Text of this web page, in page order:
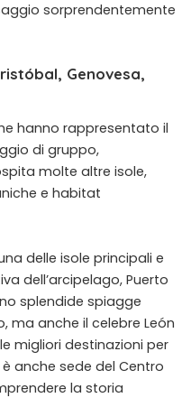
sorprendentemente
Genovesa,
hanno rappresentato il
di gruppo,
molte altre isole,
e habitat
delle isole principali e
dell’arcipelago, Puerto
splendide spiagge
ma anche il celebre León
migliori destinazioni per
è anche sede del Centro
la storia